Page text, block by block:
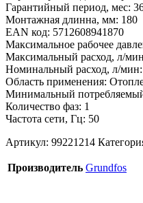
Гарантийный период, мес:
Монтажная длинна, мм: 180
EAN код: 5712608941870
Максимальное рабочее
Максимальный расход, л/
Номинальный расход, л/
Область применения:
Минимальный
Количество фаз: 1
Частота сети, Гц: 50
Артикул: 99221214
Производитель Grundfos